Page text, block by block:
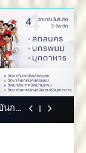
หนือ
ยินดี
ฉียง
นดี
เหนือ
ผู้ทรง
การ